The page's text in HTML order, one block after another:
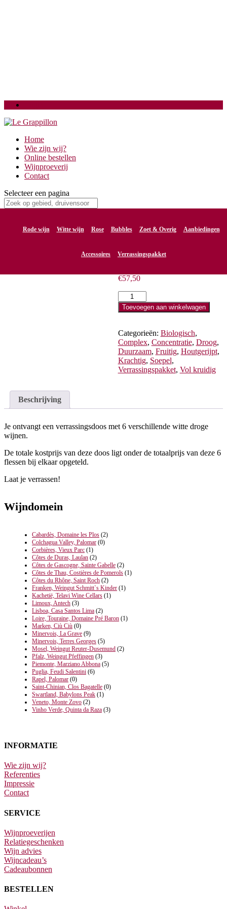
Home
Wie zijn wij?
Online bestellen
Wijnproeverij
Contact
Selecteer een pagina
Rode wijn Witte wijn Rose Bubbles Zoet & Overig Aanbiedingen
Accessoires Verrassingspakket
6 flessen witte
droge wijn
€57,50
flessen
witte
wijn
aantal
Toevoegen aan winkelwagen
Categorieën: Biologisch,
Complex, Concentratie, Droog,
Duurzaam, Fruitig, Houtgerijpt,
Krachtig, Soepel,
Verrassingspakket, Vol kruidig
Beschrijving
Je ontvangt een verrassingsdoos met 6 verschillende witte droge
wijnen.
De totale kostprijs van deze doos ligt onder de totaalprijs van deze 6
flessen bij elkaar opgeteld.
Laat je verrassen!
Wijndomein
Cabardès, Domaine les Plos (2)
Colchagua Valley, Palomar (0)
Corbières, Vieux Parc (1)
Côtes de Duras, Laulan (2)
Côtes de Gascogne, Sainte Gabelle (2)
Côtes de Thau, Costières de Pomerols (1)
Côtes du Rhône, Saint Roch (2)
Franken, Weingut Schmitt`s Kinder (1)
Kachetië, Telavi Wine Cellars (1)
Limoux, Antech (3)
Lisboa, Casa Santos Lima (2)
Loire, Touraine, Domaine Pré Baron (1)
Marken, Ciù Ciù (0)
Minervois, La Grave (9)
Minervois, Terres Georges (5)
Mosel, Weingut Reuter-Dusemund (2)
Pfalz, Weingut Pfeffingen (3)
Piemonte, Marziano Abbona (5)
Puglia, Feudi Salentini (6)
Rapel, Palomar (0)
Saint-Chinian, Clos Bagatelle (0)
Swartland, Babylons Peak (1)
Veneto, Monte Zovo (2)
Vinho Verde, Quinta da Raza (3)
INFORMATIE
Wie zijn wij?
Referenties
Impressie
Contact
SERVICE
Wijnproeverijen
Relatiegeschenken
Wijn advies
Wijncadeau’s
Cadeaubonnen
BESTELLEN